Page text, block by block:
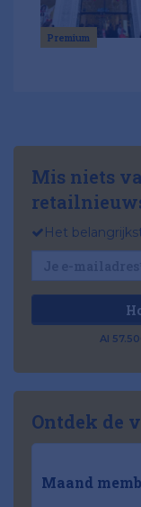
Premium
Mis niets
Het
Al
Ontdek de
Maand